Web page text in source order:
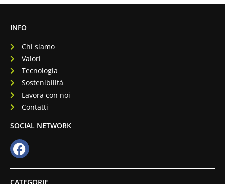
INFO
Chi siamo
Valori
Tecnologia
Sostenibilità
Lavora con noi
Contatti
SOCIAL NETWORK